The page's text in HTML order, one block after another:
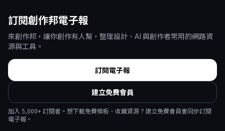
訂閱創作邦電子報
來創作邦，讓你創作有人幫，整理設計、AI 與創作者常用的網路資
源與工具。
訂閱電子報
建立免費會員
加入 5,000+ 訂閱者。想下載免費模板、收藏資源？建立免費會員會同步訂閱
電子報。